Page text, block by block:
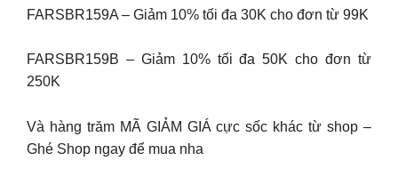
FARSBR159A – Giảm 10% tối đa 30K cho đơn từ 99K
FARSBR159B – Giảm 10% tối đa 50K cho đơn từ
250K
Và hàng trăm MÃ GIẢM GIÁ cực sốc khác từ shop –
Ghé Shop ngay để mua nha